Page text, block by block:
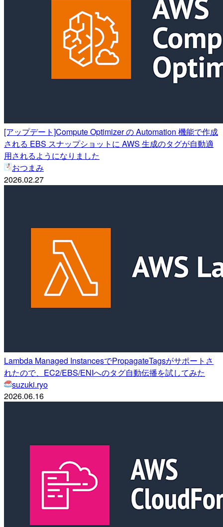
[アップデート]Compute Optimizer の Automation 機能で作成
される EBS スナップショットに AWS 生成のタグが自動適
用されるようになりました
おつまみ
2026.02.27
Lambda Managed InstancesでPropagateTagsがサポートさ
れたので、EC2/EBS/ENIへのタグ自動伝播を試してみた
suzuki.ryo
2026.06.16